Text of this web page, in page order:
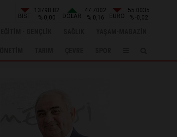
BIST
13798.82
% 0,00
DOLAR
47.7002
% 0,16
EURO
55.0035
% -0,02